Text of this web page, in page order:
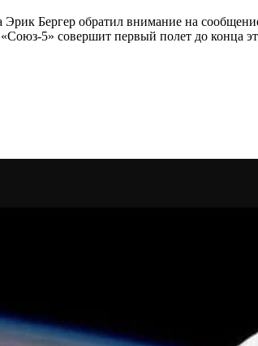
Бергер обратил внимание на
«Союз-5» совершит первый полет до конца